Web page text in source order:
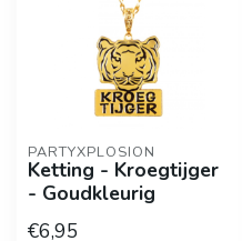
PARTYXPLOSION
Ketting - Kroegtijger
- Goudkleurig
€6,95